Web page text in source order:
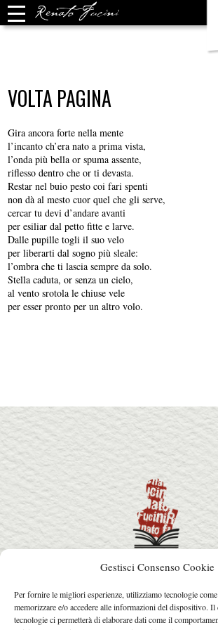
Gestisci Consenso Cookie
Per fornire le migliori esperienze, utilizziamo tecnologie
memorizzare e/o accedere alle informazioni del dispositivo. Il
tecnologie ci permetterà di elaborare dati come il
VOLTA PAGINA
Gira ancora forte nella mente
l’incanto ch’era nato a prima vista,
l’onda più bella or spuma assente,
riflesso dentro che or ti devasta.
Restar nel buio pesto coi fari spenti
non dà al mesto cuor quel che gli serve,
cercar tu devi d’andare avanti
per esiliar dal petto fitte e larve.
Dalle pupille togli il suo velo
per liberarti dal sogno più sleale:
l’ombra che ti lascia sempre da solo.
Stella caduta, or senza un cielo,
al vento srotola le chiuse vele
per esser pronto per un altro volo.
info@premiorenatofucini.it
arcainfo@arcafactory.it
Tel. 0564 077031 - 328